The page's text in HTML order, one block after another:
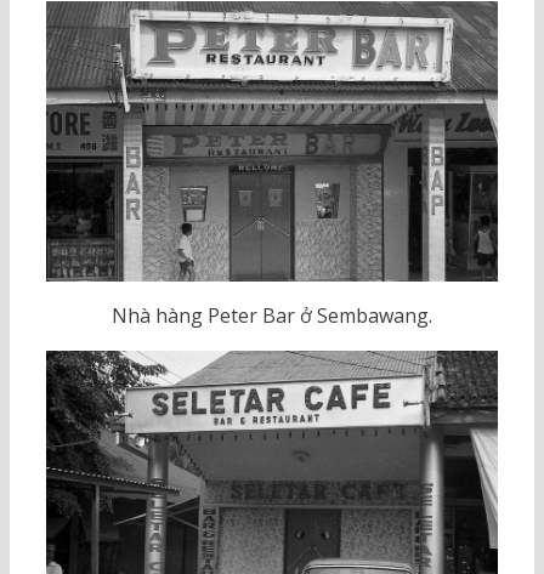
Nhà hàng Peter Bar ở Sembawang.